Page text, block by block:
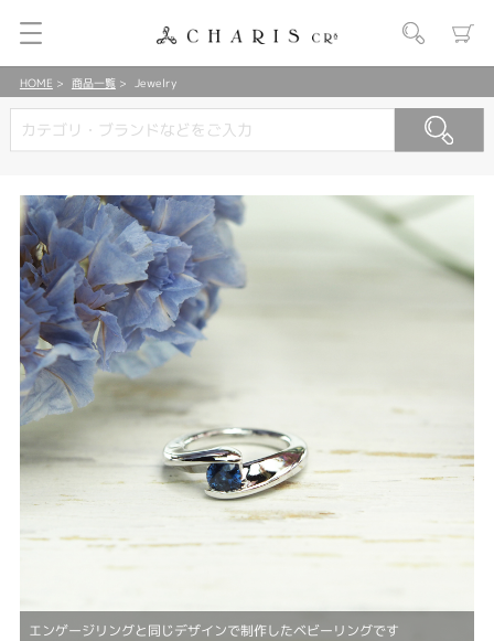
HOME 商品一覧 Jewelry
エンゲージリングと同じデザインで制作したベビーリングです